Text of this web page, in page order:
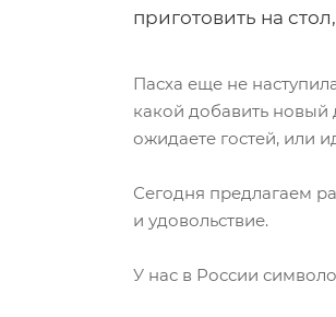
приготовить на
Пасха еще не
какой добавить новый
ожидаете гостей, или
Сегодня предлагаем
и удовольствие.
У нас в России